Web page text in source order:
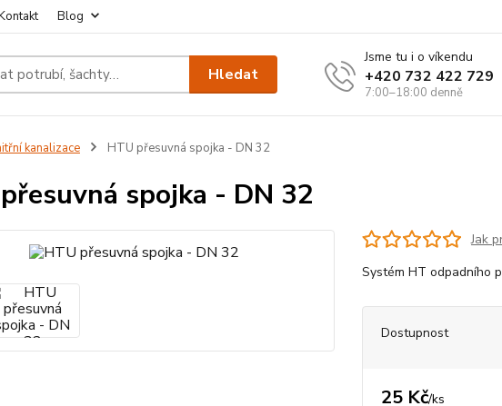
Blog
Hledat
Jsme tu i o víkendu
+420 732 422 729
7:00–18:00 denně
kanalizace HTU přesuvná spojka - DN 32
spojka - DN 32
Jak
Systém HT odpadního
Dostupnost
25 Kč/ks